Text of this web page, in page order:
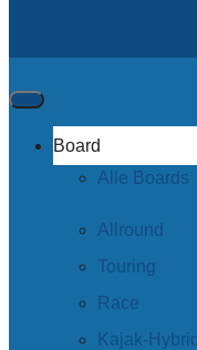
Board
Alle Boards
Allround
Touring
Race
Kajak-Hybrid